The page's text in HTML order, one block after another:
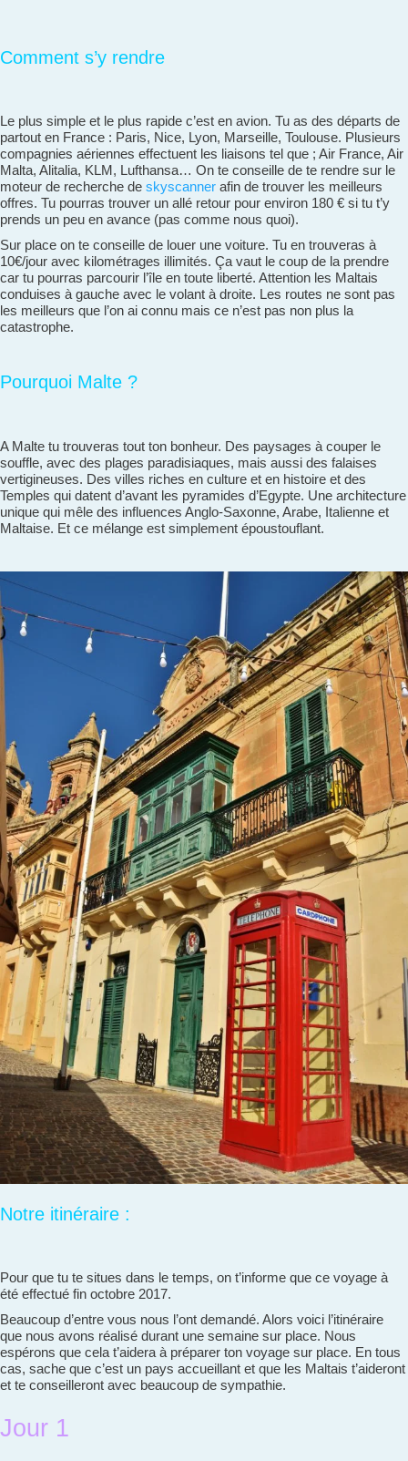
Comment s’y rendre
Le plus simple et le plus rapide c’est en avion. Tu as des départs de
partout en France : Paris, Nice, Lyon, Marseille, Toulouse. Plusieurs
compagnies aériennes effectuent les liaisons tel que ; Air France, Air
Malta, Alitalia, KLM, Lufthansa… On te conseille de te rendre sur le
moteur de recherche de skyscanner afin de trouver les meilleurs
offres. Tu pourras trouver un allé retour pour environ 180 € si tu t’y
prends un peu en avance (pas comme nous quoi).
Sur place on te conseille de louer une voiture. Tu en trouveras à
10€/jour avec kilométrages illimités. Ça vaut le coup de la prendre
car tu pourras parcourir l’île en toute liberté. Attention les Maltais
conduises à gauche avec le volant à droite. Les routes ne sont pas
les meilleurs que l’on ai connu mais ce n’est pas non plus la
catastrophe.
Pourquoi Malte ?
A Malte tu trouveras tout ton bonheur. Des paysages à couper le
souffle, avec des plages paradisiaques, mais aussi des falaises
vertigineuses. Des villes riches en culture et en histoire et des
Temples qui datent d’avant les pyramides d’Egypte. Une architecture
unique qui mêle des influences Anglo-Saxonne, Arabe, Italienne et
Maltaise. Et ce mélange est simplement époustouflant.
Notre itinéraire :
Pour que tu te situes dans le temps, on t’informe que ce voyage à
été effectué fin octobre 2017.
Beaucoup d’entre vous nous l’ont demandé. Alors voici l’itinéraire
que nous avons réalisé durant une semaine sur place. Nous
espérons que cela t’aidera à préparer ton voyage sur place. En tous
cas, sache que c’est un pays accueillant et que les Maltais t’aideront
et te conseilleront avec beaucoup de sympathie.
Jour 1